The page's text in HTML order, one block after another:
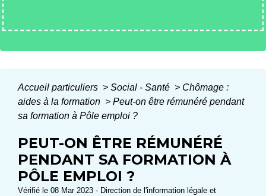
Accueil particuliers > Social - Santé > Chômage :
aides à la formation > Peut-on être rémunéré pendant
sa formation à Pôle emploi ?
PEUT-ON ÊTRE RÉMUNÉRÉ
PENDANT SA FORMATION À
PÔLE EMPLOI ?
Vérifié le 08 Mar 2023 - Direction de l'information légale et